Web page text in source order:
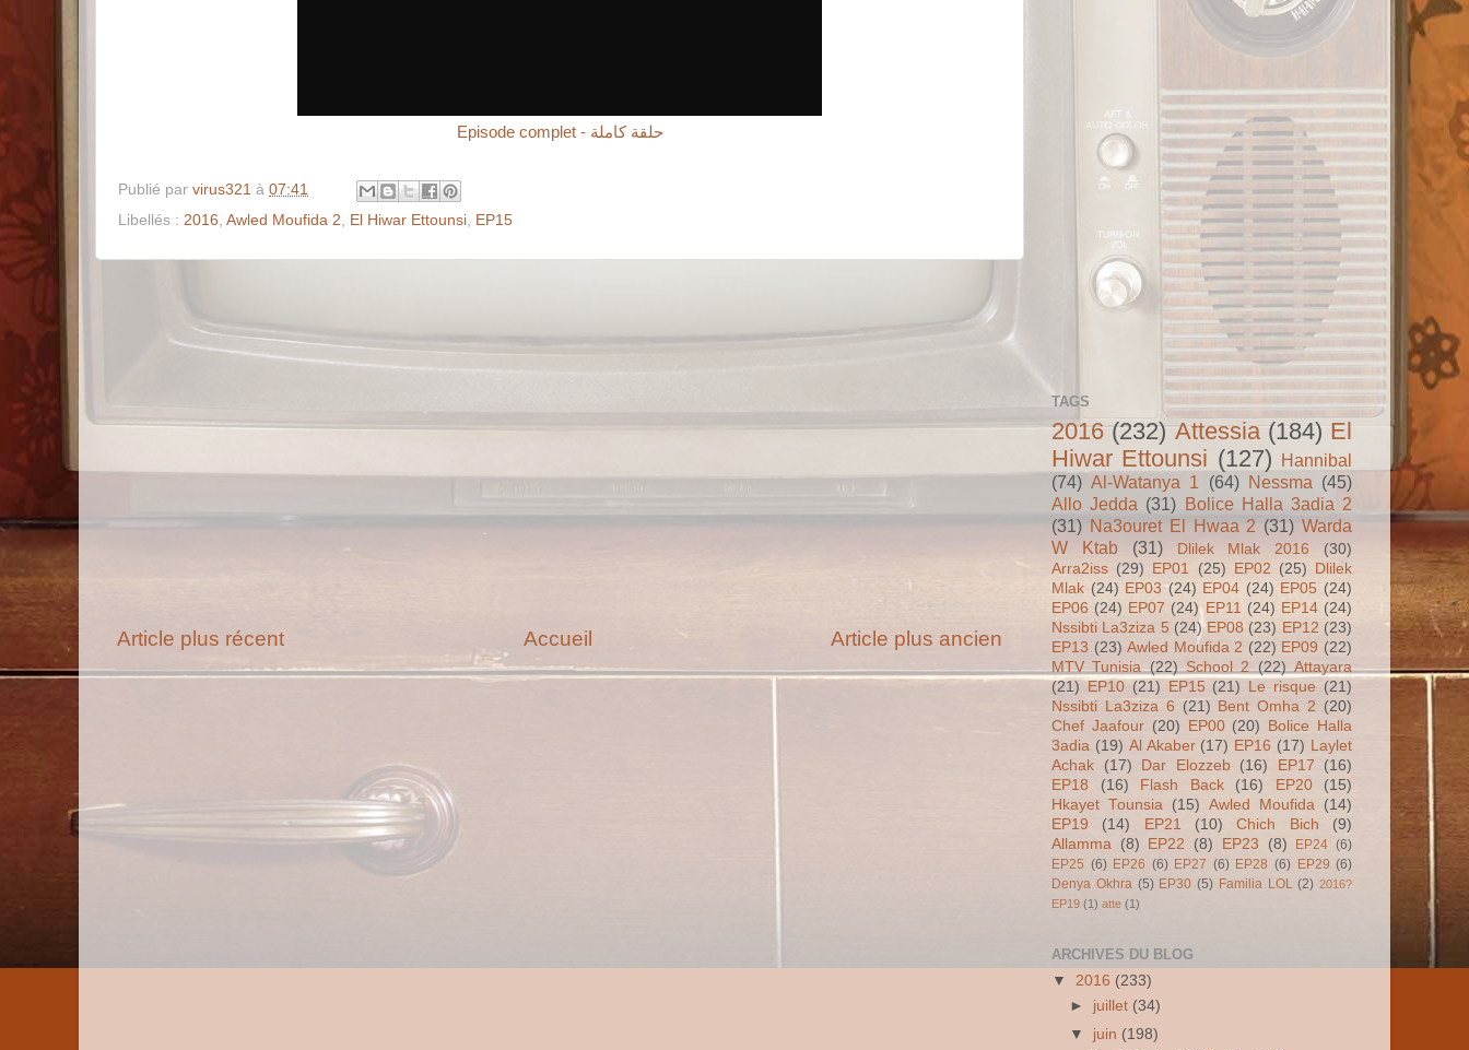
Episode complet - حلقة كاملة
Publié par virus321 à 07:41
Libellés : 2016 Awled Moufida 2 El Hiwar Ettounsi EP15
Article plus récent Article plus ancien
Accueil
TAGS
2016 (232) Attessia (184) El
Hiwar Ettounsi (127) Hannibal
(74) Al-Watanya 1 (64) Nessma (45)
Allo Jedda (31) Bolice Halla 3adia 2
(31) Na3ouret El Hwaa 2 (31) Warda
W Ktab
(31) Dlilek Mlak 2016
(30)
Arra2iss (29) EP01 (25) EP02 (25) Dlilek
Mlak (24) EP03 (24) EP04 (24) EP05 (24)
EP06 (24) EP07 (24) EP11 (24) EP14 (24)
Nssibti La3ziza 5 (24) EP08 (23) EP12 (23)
EP13 (23) Awled Moufida 2 (22) EP09 (22)
MTV Tunisia (22) School 2 (22) Attayara
(21) EP10 (21) EP15 (21) Le risque (21)
Nssibti La3ziza 6 (21) Bent Omha 2 (20)
Chef Jaafour (20) EP00 (20) Bolice Halla
3adia (19) Al Akaber (17) EP16 (17) Laylet
Achak
(17) Dar Elozzeb (16) EP17
(16)
EP18
(16) Flash Back (16) EP20
(15)
Hkayet Tounsia
(15) Awled Moufida
(14)
EP19
(14) EP21 (10) Chich Bich
(9)
Allamma
(8) EP22 (8) EP23 (8) EP24 (6)
EP25 (6) EP26 (6) EP27 (6) EP28 (6) EP29 (6)
Denya Okhra (5) EP30 (5) Familia LOL (2) 2016?
EP19 (1) atte (1)
ARCHIVES DU BLOG
▼ 2016 (233)
► juillet (34)
▼ juin (198)